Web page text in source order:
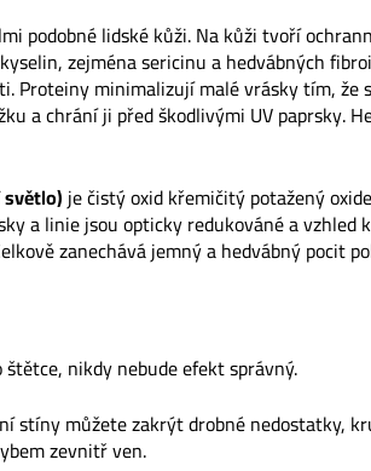
podobné lidské kůži. Na kůži tvoří
zejména sericinu a hedvábných
Proteiny minimalizují malé vrásky tím,
a chrání ji před škodlivými UV paprsky.
je čistý oxid křemičitý potažený
a linie jsou opticky redukováné a
zanechává jemný a hedvábný pocit
nikdy nebude efekt správný.
stíny můžete zakrýt drobné nedostatky,
zevnitř ven.